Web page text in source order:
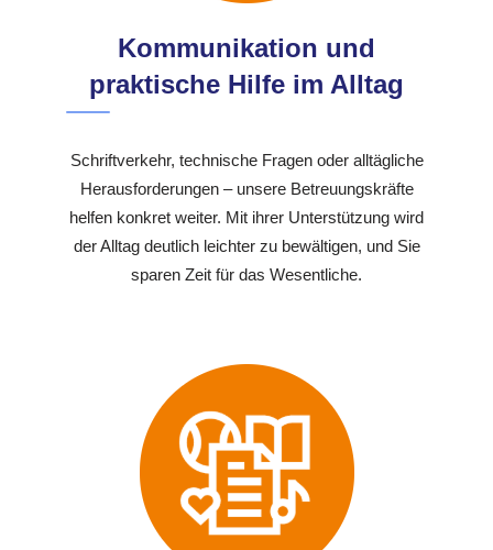
Kommunikation und
praktische Hilfe im Alltag
Schriftverkehr, technische Fragen oder alltägliche
Herausforderungen – unsere Betreuungskräfte
helfen konkret weiter. Mit ihrer Unterstützung wird
der Alltag deutlich leichter zu bewältigen, und Sie
sparen Zeit für das Wesentliche.